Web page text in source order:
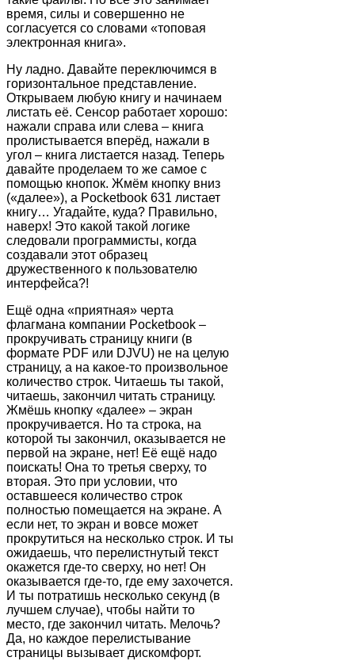
время, силы и совершенно не
согласуется со словами «топовая
электронная книга».
Ну ладно. Давайте переключимся в
горизонтальное представление.
Открываем любую книгу и начинаем
листать её. Сенсор работает хорошо:
нажали справа или слева – книга
пролистывается вперёд, нажали в
угол – книга листается назад. Теперь
давайте проделаем то же самое с
помощью кнопок. Жмём кнопку вниз
(«далее»), а Pocketbook 631 листает
книгу… Угадайте, куда? Правильно,
наверх! Это какой такой логике
следовали программисты, когда
создавали этот образец
дружественного к пользователю
интерфейса?!
Ещё одна «приятная» черта
флагмана компании Pocketbook –
прокручивать страницу книги (в
формате PDF или DJVU) не на целую
страницу, а на какое-то произвольное
количество строк. Читаешь ты такой,
читаешь, закончил читать страницу.
Жмёшь кнопку «далее» – экран
прокручивается. Но та строка, на
которой ты закончил, оказывается не
первой на экране, нет! Её ещё надо
поискать! Она то третья сверху, то
вторая. Это при условии, что
оставшееся количество строк
полностью помещается на экране. А
если нет, то экран и вовсе может
прокрутиться на несколько строк. И ты
ожидаешь, что перелистнутый текст
окажется где-то сверху, но нет! Он
оказывается где-то, где ему захочется.
И ты потратишь несколько секунд (в
лучшем случае), чтобы найти то
место, где закончил читать. Мелочь?
Да, но каждое перелистывание
страницы вызывает дискомфорт.